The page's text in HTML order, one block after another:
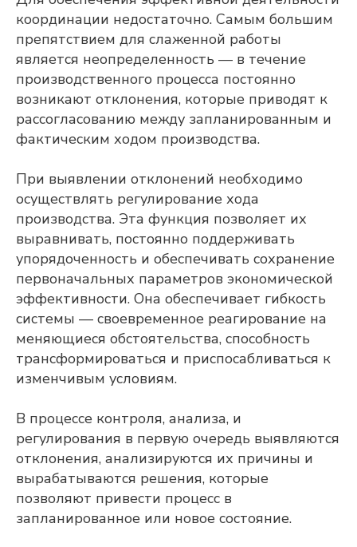
координации недостаточно. Самым большим
препятствием для слаженной работы
является неопределенность — в течение
производственного процесса постоянно
возникают отклонения, которые приводят к
рассогласованию между запланированным и
фактическим ходом производства.
При выявлении отклонений необходимо
осуществлять регулирование хода
производства. Эта функция позволяет их
выравнивать, постоянно поддерживать
упорядоченность и обеспечивать сохранение
первоначальных параметров экономической
эффективности. Она обеспечивает гибкость
системы — своевременное реагирование на
меняющиеся обстоятельства, способность
трансформироваться и приспосабливаться к
изменчивым условиям.
В процессе контроля, анализа, и
регулирования в первую очередь выявляются
отклонения, анализируются их причины и
вырабатываются решения, которые
позволяют привести процесс в
запланированное или новое состояние.